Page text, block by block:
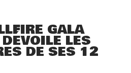
GALA
LES
DE SES 12